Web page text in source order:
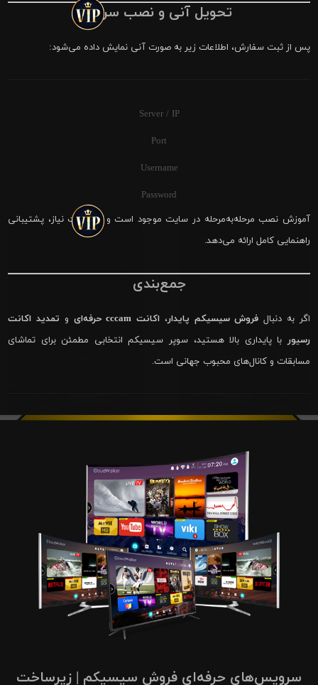
تحویل آنی و نصب سریع
پس از ثبت سفارش، اطلاعات زیر به صورت آنی نمایش داده می‌شود:
Server / IP
Port
Username
Password
آموزش نصب مرحله‌به‌مرحله در سایت موجود است و در صورت نیاز، پشتیبانی
راهنمایی کامل ارائه می‌دهد.
جمع‌بندی
اگر به دنبال فروش سیسیکم پایدار، اکانت cccam حرفه‌ای و تمدید اکانت
رسیور با پایداری بالا هستید، سوپر سیسیکم انتخابی مطمئن برای تماشای
مسابقات و کانال‌های محبوب جهانی است.
سرویس‌های حرفه‌ای فروش سیسیکم | زیرساخت